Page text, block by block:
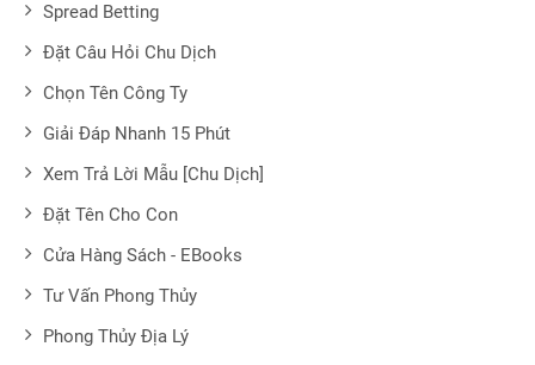
Spread Betting
Đặt Câu Hỏi Chu Dịch
Chọn Tên Công Ty
Giải Đáp Nhanh 15 Phút
Xem Trả Lời Mẫu [Chu Dịch]
Đặt Tên Cho Con
Cửa Hàng Sách - EBooks
Tư Vấn Phong Thủy
Phong Thủy Địa Lý